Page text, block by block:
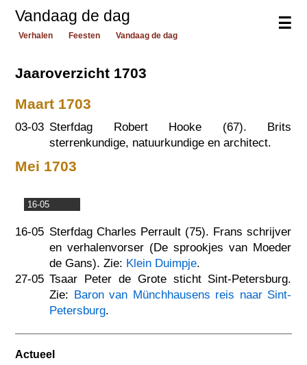
☰
Vandaag de dag
Verhalen Feesten Vandaag de dag
Jaaroverzicht 1703
Maart 1703
03-03 Sterfdag Robert Hooke (67). Brits
sterrenkundige, natuurkundige en architect.
Mei 1703
16-05
16-05 Sterfdag Charles Perrault (75). Frans schrijver
en verhalenvorser (De sprookjes van Moeder
de Gans). Zie: Klein Duimpje.
27-05 Tsaar Peter de Grote sticht Sint-Petersburg.
Zie: Baron van Münchhausens reis naar Sint-
Petersburg.
Actueel